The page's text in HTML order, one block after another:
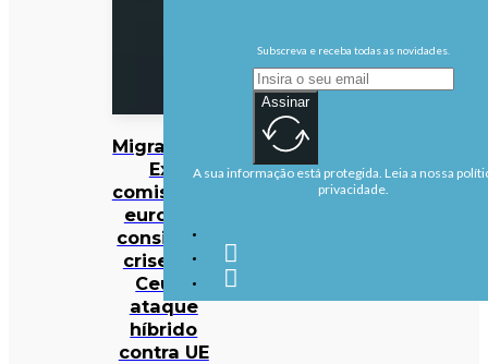
Migrações:
Ex-
comissário
europeu
considera
crise em
Ceuta
ataque
híbrido
contra UE
Subscreva e receba todas as novidades.
Assinar
A sua informação está protegida. Leia a nossa
privacidade.